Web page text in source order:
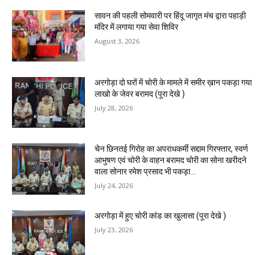
सावन की पहली सोमवारी पर हिंदू जागृत मंच द्वारा पहाड़ी
मंदिर में लगाया गया सेवा शिविर
August 3, 2026
अरगोड़ा दो घरों में चोरी के मामले में समीर ख़ान पकड़ा गया
लाखो के जेवर बरामद (पूरा देखे )
July 28, 2026
चेन छिनतई गिरोह का अपराधकर्मी सद्दाम गिरफ्तार, स्वर्ण
आभुषण एवं चोरी के वाहन बरामद चोरी का सोना खरीदने
वाला सोनार रमेश प्रसाद भी पकड़ा...
July 24, 2026
अरगोड़ा में हुए चोरी कांड का खुलासा (पूरा देखे )
July 23, 2026